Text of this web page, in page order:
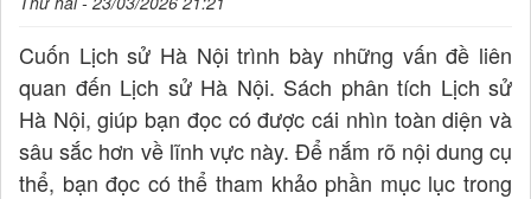
Cuốn Lịch sử Hà Nội trình bày những vấn đề liên
quan đến Lịch sử Hà Nội. Sách phân tích Lịch sử
Hà Nội, giúp bạn đọc có được cái nhìn toàn diện và
sâu sắc hơn về lĩnh vực này. Để nắm rõ nội dung cụ
thể, bạn đọc có thể tham khảo phần mục lục trong